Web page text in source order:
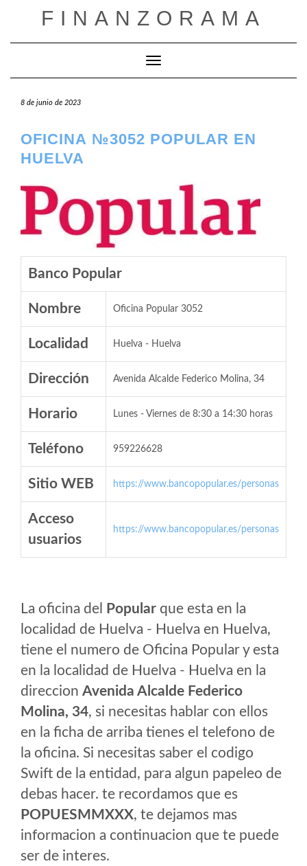
FINANZORAMA
Cambiar modo de navegación
8 de junio de 2023
OFICINA №3052 POPULAR EN
HUELVA
Banco Popular
Nombre Oficina Popular 3052
Localidad Huelva - Huelva
Dirección Avenida Alcalde Federico Molina, 34
Horario Lunes - Viernes de 8:30 a 14:30 horas
Teléfono 959226628
Sitio WEB https://www.bancopopular.es/personas
Acceso
usuarios
https://www.bancopopular.es/personas
La oficina del Popular que esta en la
localidad de Huelva - Huelva en Huelva,
tiene el numero de Oficina Popular y esta
en la localidad de Huelva - Huelva en la
direccion Avenida Alcalde Federico
Molina, 34, si necesitas hablar con ellos
en la ficha de arriba tienes el telefono de
la oficina. Si necesitas saber el codigo
Swift de la entidad, para algun papeleo de
debas hacer. te recordamos que es
POPUESMMXXX, te dejamos mas
informacion a continuacion que te puede
ser de interes.